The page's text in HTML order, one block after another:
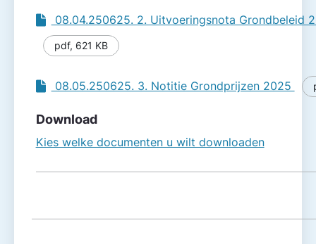
08.04.250625. 2. Uitvoeringsnota Grondbeleid
pdf, 621 KB
08.05.250625. 3. Notitie Grondprijzen 2025
Download
Kies welke documenten u wilt downloaden